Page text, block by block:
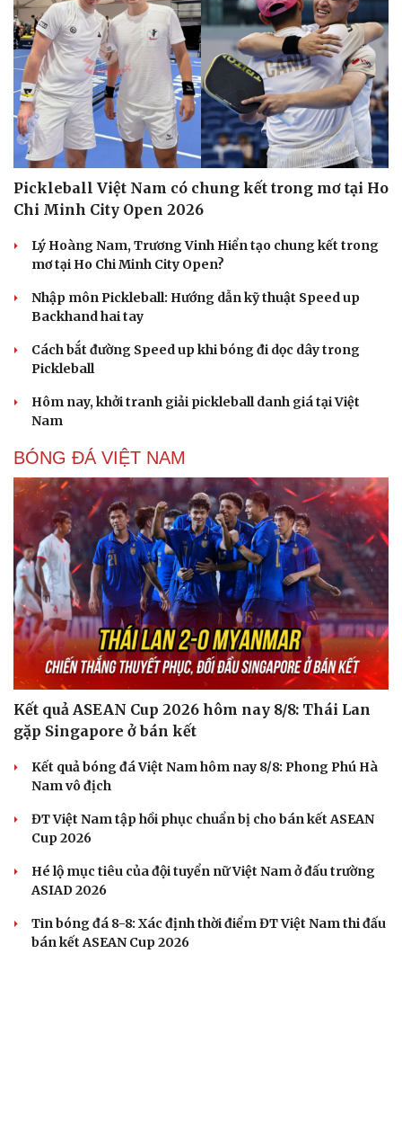
Pickleball Việt Nam có chung kết trong mơ tại Ho
Chi Minh City Open 2026
Lý Hoàng Nam, Trương Vinh Hiển tạo chung kết trong
mơ tại Ho Chi Minh City Open?
Nhập môn Pickleball: Hướng dẫn kỹ thuật Speed up
Backhand hai tay
Cách bắt đường Speed up khi bóng đi dọc dây trong
Pickleball
Hôm nay, khởi tranh giải pickleball danh giá tại Việt
Nam
BÓNG ĐÁ VIỆT NAM
Kết quả ASEAN Cup 2026 hôm nay 8/8: Thái Lan
gặp Singapore ở bán kết
Kết quả bóng đá Việt Nam hôm nay 8/8: Phong Phú Hà
Nam vô địch
ĐT Việt Nam tập hồi phục chuẩn bị cho bán kết ASEAN
Cup 2026
Hé lộ mục tiêu của đội tuyển nữ Việt Nam ở đấu trường
ASIAD 2026
Tin bóng đá 8-8: Xác định thời điểm ĐT Việt Nam thi đấu
bán kết ASEAN Cup 2026